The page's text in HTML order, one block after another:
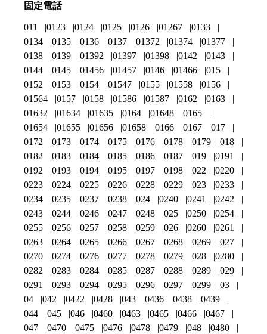
固定電話
011 0123 0124 0125 0126 01267
0133
0134
0135 0136 0137 01372 01374
01377
0138
0139 01392 01397 01398 0142
0143
0144
0145 01456 01457 0146 01466
015
0152
0153 0154 01547 0155 01558
0156
01564
0157 0158 01586 01587 0162
0163
01632
01634 01635 0164 01648
0165
01654
01655 01656 01658 0166 0167
017
0172
0173 0174 0175 0176 0178 0179
018
0182
0183 0184 0185 0186 0187 019
0191
0192
0193 0194 0195 0197 0198 022
0220
0223
0224 0225 0226 0228 0229 023
0233
0234
0235 0237 0238 024 0240 0241
0242
0243
0244 0246 0247 0248 025 0250
0254
0255
0256 0257 0258 0259 026 0260
0261
0263
0264 0265 0266 0267 0268 0269
027
0270
0274 0276 0277 0278 0279 028
0280
0282
0283 0284 0285 0287 0288 0289
029
0291
0293 0294 0295 0296 0297 0299
03
04
042 0422 0428 043 0436 0438
0439
044
045 046 0460 0463 0465 0466
0467
047
0470 0475 0476 0478 0479 048 0480